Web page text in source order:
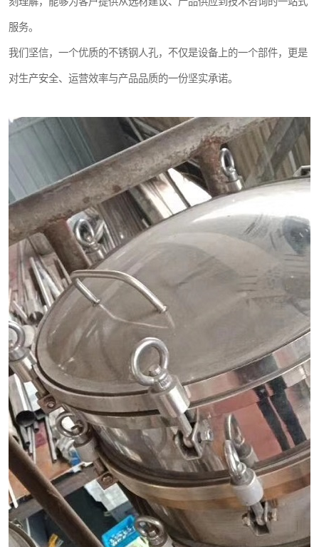
服务。
我们坚信，一个优质的不锈钢人孔，不仅是设备上的一个部件，更是
对生产安全、运营效率与产品品质的一份坚实承诺。